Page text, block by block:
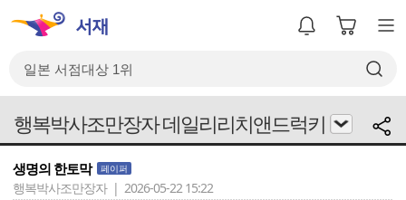
행복박사조만장자 데일리리치앤드럭키
생명의 한토막 페이퍼
행복박사조만장자 | 2026-05-22 15:22